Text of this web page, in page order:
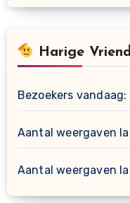
Harige
Bezoekers vandaag:
Aantal weergaven
Aantal weergaven